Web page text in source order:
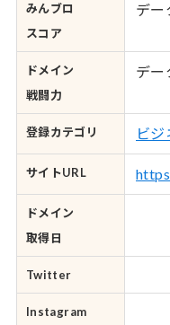
みんブロ
スコア
デー
ドメイン
戦闘力
デー
登録カテゴリ ビジ
サイトURL
ドメイン
取得日
Twitter
Instagram